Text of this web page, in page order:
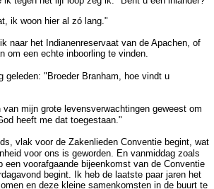
ik woon hier al zó lang."
naar het Indianenreservaat van de Apachen, of
om een echte inboorling te vinden.
geleden: "Broeder Branham, hoe vindt u
van mijn grote levensverwachtingen geweest om
heeft me dat toegestaan."
vlak voor de Zakenlieden Conventie begint, wat
voor ons is geworden. En vanmiddag zoals
een voorafgaande bijeenkomst van de Conventie
begint. Ik heb de laatste paar jaren het
en deze kleine samenkomsten in de buurt te